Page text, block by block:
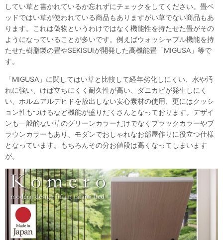
してい草と書かれているか忘れずにチェックをしてください。畳ベ
ッドではい草が使われている商品もありますがい草でない商品もあ
ります。これは偽物というわけではなく機能性を持たせた畳がその
ようになっていることが多いです。例えばウォッシャブル機能を持
たせた樹脂製の畳やSEKISUIが開発した高機能畳「MIGUSA」等で
す。
「MIGUSA」に関してはい草と比較して経年劣化しにくい、水や汚
れに強い、けば立ちにくく耐久性が高い、ダニカビが発生しにく
い、ホルムアルデヒドを放出しない安心素材の使用、更にはクッシ
ョン性もつけるなど機能が盛りだくさんとなっております。デザイ
ンも一般的ない草のグリーンカラーだけでなくブラックカラーやブ
ラウンカラーもあり、モダンでおしゃれなお部屋作りに役立つ仕様
となっています。もちろんその分お値段は高くなってしまいます
が。